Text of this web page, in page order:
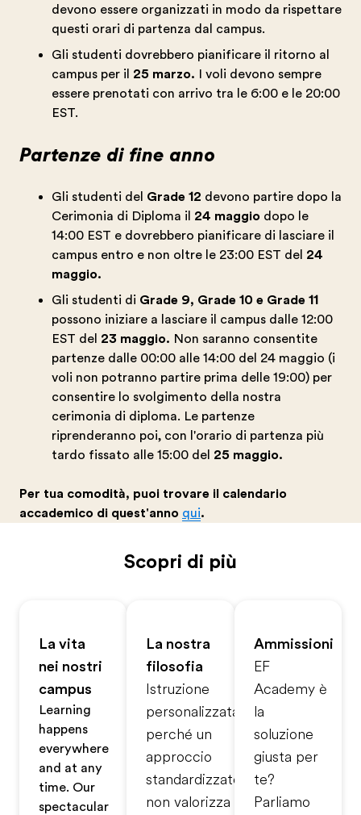
devono essere organizzati in modo da rispettare
questi orari di partenza dal campus.
Gli studenti dovrebbero pianificare il ritorno al
campus per il 25 marzo. I voli devono sempre
essere prenotati con arrivo tra le 6:00 e le 20:00
EST.
Partenze di fine anno
Gli studenti del Grade 12 devono partire dopo la
Cerimonia di Diploma il 24 maggio dopo le
14:00 EST e dovrebbero pianificare di lasciare il
campus entro e non oltre le 23:00 EST del 24
maggio.
Gli studenti di Grade 9, Grade 10 e Grade 11
possono iniziare a lasciare il campus dalle 12:00
EST del 23 maggio. Non saranno consentite
partenze dalle 00:00 alle 14:00 del 24 maggio (i
voli non potranno partire prima delle 19:00) per
consentire lo svolgimento della nostra
cerimonia di diploma. Le partenze
riprenderanno poi, con l'orario di partenza più
tardo fissato alle 15:00 del 25 maggio.
Per tua comodità, puoi trovare il calendario
accademico di quest'anno qui.
Scopri di più
La vita
nei nostri
campus
Learning
happens
everywhere
and at any
time. Our
spectacular
La nostra
filosofia
Istruzione
personalizzata,
perché un
approccio
standardizzato
non valorizza il
Ammissioni
EF
Academy è
la
soluzione
giusta per
te?
Parliamo